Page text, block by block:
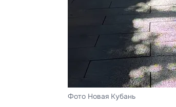
Фото Новая Кубань